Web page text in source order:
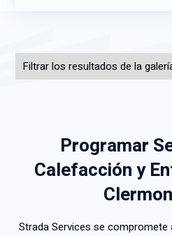
Filtrar los resultados de la
Programar
Calefacción y
Strada Services se